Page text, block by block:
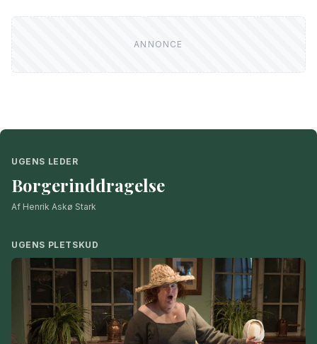
UGENS LEDER
Borgerinddragelse
Af Henrik Askø Stark
UGENS PLETSKUD